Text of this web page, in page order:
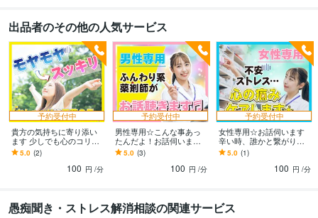
出品者のその他の人気サービス
予約受付中
貴方の気持ちに寄り添い
ます 少しでも心のコリが
ほぐれる様に、お話し伺
います♪
5.0 (2)
100 円 /分
予約受付中
男性専用☆こんな事あっ
たんだよ！お話伺います
毎日お疲れさまです☺️モ
ヤモヤしてる事を聞かせ
5.0 (3)
100 円 /分
予約受付中
女性専用☆お話伺います
辛い時、誰かと繋がりた
い時、連絡くださいね☆
5.0 (1)
100 円 /分
愚痴聞き・ストレス解消相談の関連サービス